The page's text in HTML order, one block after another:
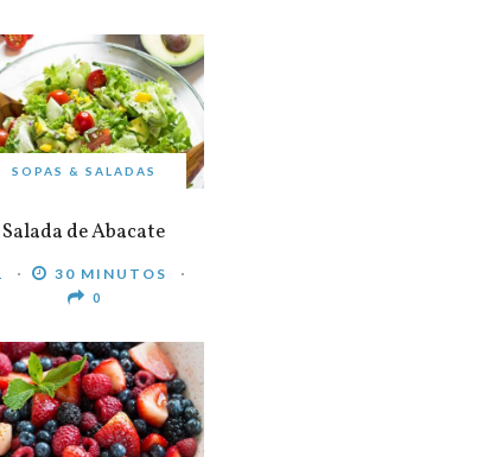
SOPAS & SALADAS
Salada de Abacate
30 MINUTOS
0